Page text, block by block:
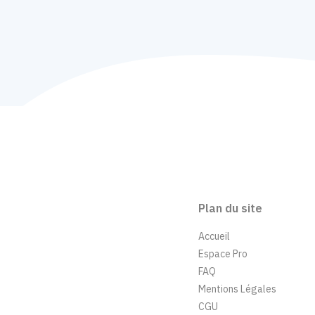
Plan du site
Accueil
Espace Pro
FAQ
Mentions Légales
CGU